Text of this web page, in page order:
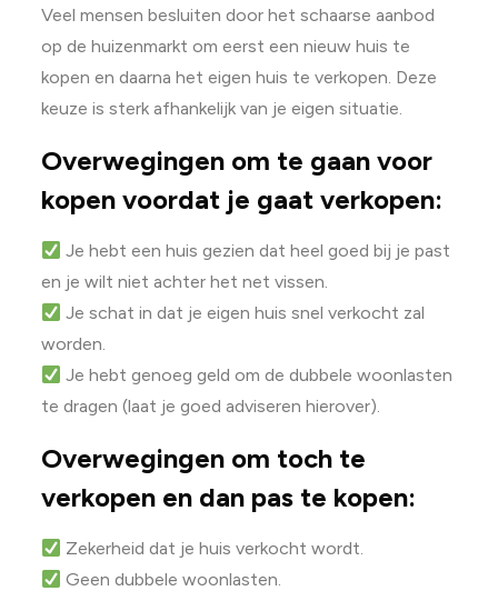
Veel mensen besluiten door het schaarse aanbod
op de huizenmarkt om eerst een nieuw huis te
kopen en daarna het eigen huis te verkopen. Deze
keuze is sterk afhankelijk van je eigen situatie.
Overwegingen om te gaan voor
kopen voordat je gaat verkopen:
Je hebt een huis gezien dat heel goed bij je past
en je wilt niet achter het net vissen.
Je schat in dat je eigen huis snel verkocht zal
worden.
Je hebt genoeg geld om de dubbele woonlasten
te dragen (laat je goed adviseren hierover).
Overwegingen om toch te
verkopen en dan pas te kopen:
Zekerheid dat je huis verkocht wordt.
Geen dubbele woonlasten.